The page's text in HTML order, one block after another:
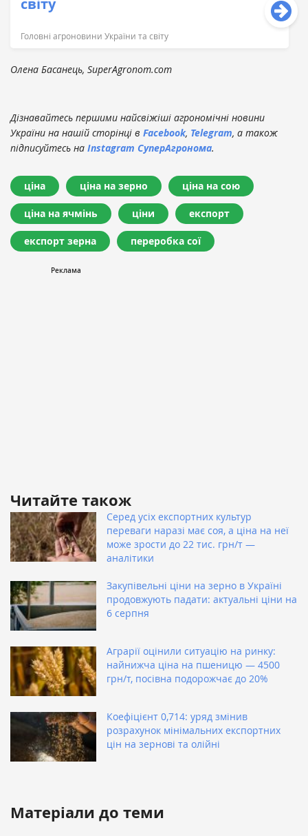
світу
Головні агроновини України та світу
Олена Басанець, SuperAgronom.com
Дізнавайтесь першими найсвіжіші агрономічні новини
України на нашій сторінці в Facebook, Telegram, а також
підписуйтесь на Instagram СуперАгронома.
ціна ціна на зерно ціна на сою
ціна на ячмінь ціни експорт
експорт зерна переробка сої
Читайте також
Серед усіх експортних культур
переваги наразі має соя, а ціна на неї
може зрости до 22 тис. грн/т —
аналітики
Закупівельні ціни на зерно в Україні
продовжують падати: актуальні ціни на
6 серпня
Аграрії оцінили ситуацію на ринку:
найнижча ціна на пшеницю — 4500
грн/т, посівна подорожчає до 20%
Коефіцієнт 0,714: уряд змінив
розрахунок мінімальних експортних
цін на зернові та олійні
Матеріали до теми